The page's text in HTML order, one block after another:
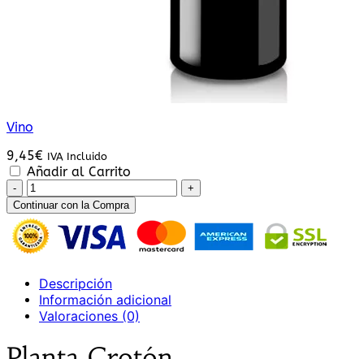
Vino
9,45€ IVA Incluido
Añadir al Carrito
Planta
Croton
cantidad
Continuar con la Compra
Descripción
Información adicional
Valoraciones (0)